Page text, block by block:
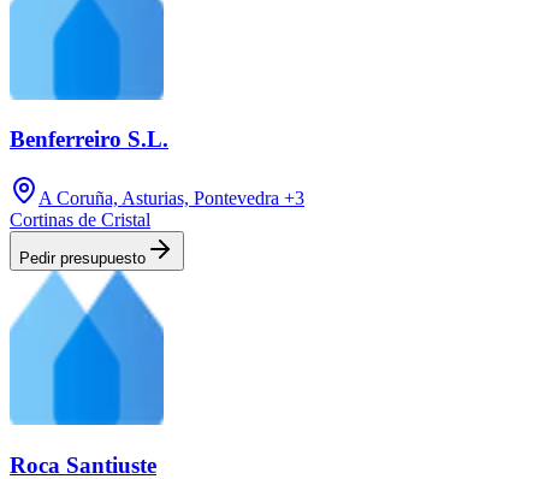
Benferreiro S.L.
A Coruña, Asturias, Pontevedra +3
Cortinas de Cristal
Pedir presupuesto
Roca Santiuste